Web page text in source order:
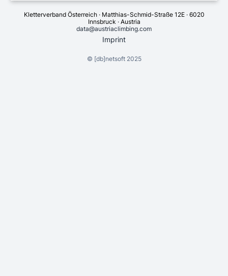
Kletterverband Österreich · Matthias-Schmid-Straße 12E · 6020
Innsbruck · Austria
data@austriaclimbing.com
Imprint
© [db]netsoft2025